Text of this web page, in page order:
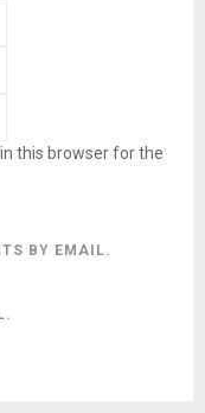
this browser for the
BY EMAIL.